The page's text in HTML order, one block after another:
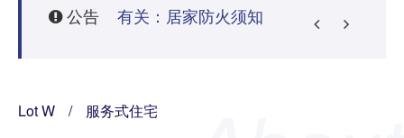
公告
有关：消防局突击巡查、要求清理公共区域杂物及罚款之通知 有关：居家防火须知 新穿梭巴士二
Lot W / 服务式住宅